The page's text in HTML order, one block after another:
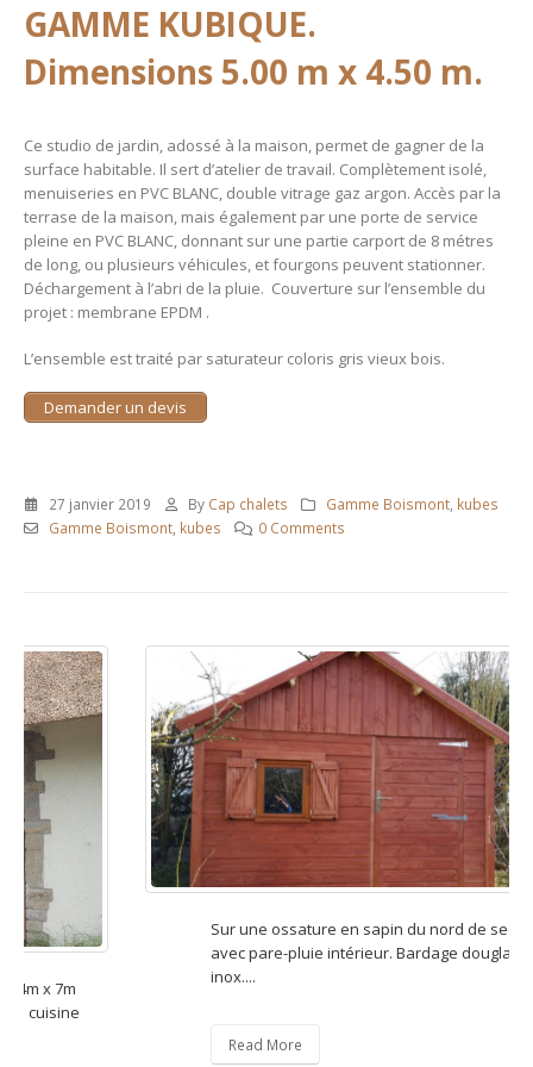
GAMME KUBIQUE.
Dimensions 5.00 m x 4.50 m.
Ce studio de jardin, adossé à la maison, permet de gagner de la
surface habitable. Il sert d’atelier de travail. Complètement isolé,
menuiseries en PVC BLANC, double vitrage gaz argon. Accès par la
terrase de la maison, mais également par une porte de service
pleine en PVC BLANC, donnant sur une partie carport de 8 métres
de long, ou plusieurs véhicules, et fourgons peuvent stationner.
Déchargement à l’abri de la pluie. Couverture sur l’ensemble du
projet : membrane EPDM .
L’ensemble est traité par saturateur coloris gris vieux bois.
Demander un devis
27 janvier 2019 By Cap chalets Gamme Boismont kubes
Gamme Boismont, kubes 0 Comments
Sur une ossature en sapin du nord de sections 70/40 mm
avec pare-pluie intérieur. Bardage douglas 21 mm cloué